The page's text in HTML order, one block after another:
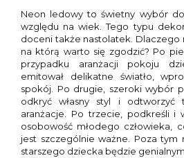
Neon ledowy to świetny wybór
względu na wiek. Tego typu
doceni także nastolatek. Dlaczego
na którą warto się zgodzić? Po
przypadku aranżacji pokoju
emitował delikatne światło,
spokój. Po drugie, szeroki wybór
odkryć własny styl i odtworzyć
aranżacje. Po trzecie, podkreśli i
osobowość młodego człowieka,
jest szczególnie ważne. Poza
starszego dziecka będzie